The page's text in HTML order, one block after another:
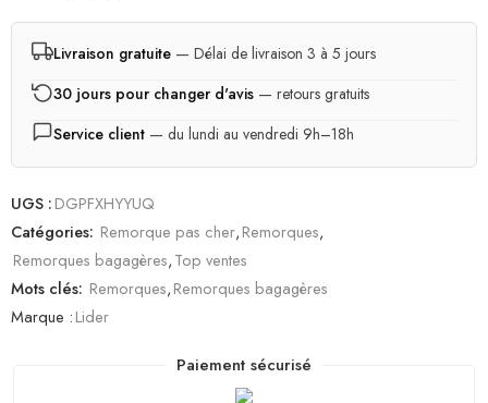
Livraison gratuite — Délai de livraison 3 à 5 jours
30 jours pour changer d'avis — retours gratuits
Service client — du lundi au vendredi 9h–18h
UGS :DGPFXHYYUQ
Catégories: Remorque pas cher,Remorques,
Remorques bagagères,Top ventes
Mots clés: Remorques,Remorques bagagères
Marque :Lider
Paiement sécurisé